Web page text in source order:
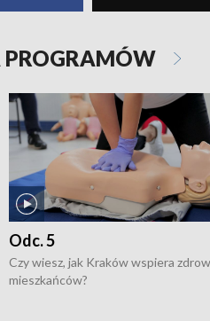
Odc. 5
Czy wiesz, jak Kraków wspiera
mieszkańców?